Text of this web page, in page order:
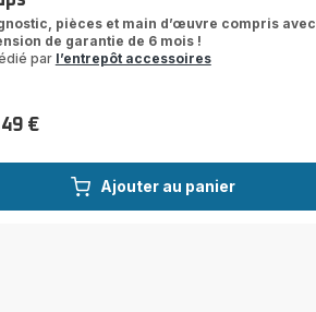
Ajouter au panier
pièces et main d’œuvre compris avec
de garantie de 6 mois !
par l’entrepôt accessoires
€